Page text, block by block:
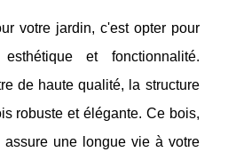
votre jardin, c'est opter pour
et fonctionnalité.
de haute qualité, la structure
robuste et élégante. Ce bois,
une longue vie à votre